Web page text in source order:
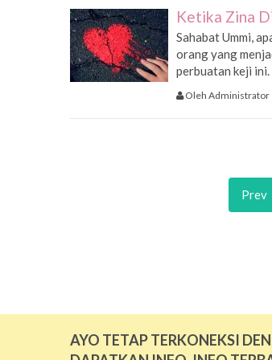
Ketika Zina
Sahabat Ummi,
orang yang
perbuatan keji
Oleh Administrator
Prev
AYO TETAP TERKONEKSI